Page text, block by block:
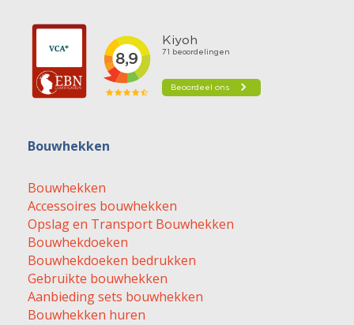
Bouwhekken
Bouwhekken
Accessoires bouwhekken
Opslag en Transport Bouwhekken
Bouwhekdoeken
Bouwhekdoeken bedrukken
Gebruikte bouwhekken
Aanbieding sets bouwhekken
Bouwhekken huren